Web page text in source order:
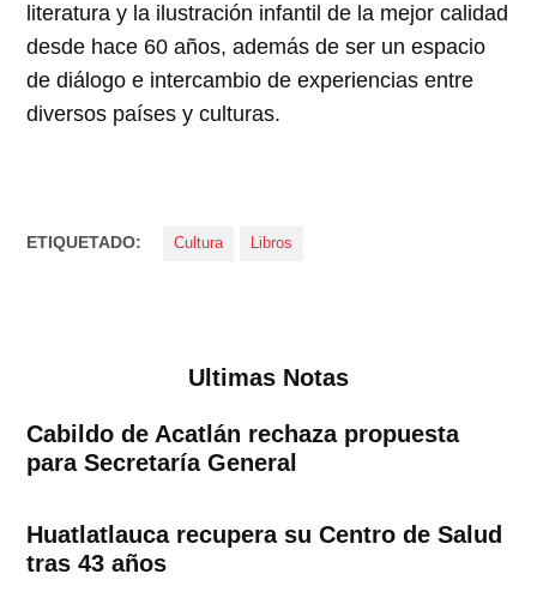
literatura y la ilustración infantil de la mejor calidad
desde hace 60 años, además de ser un espacio
de diálogo e intercambio de experiencias entre
diversos países y culturas.
ETIQUETADO: Cultura Libros
Ultimas Notas
Cabildo de Acatlán rechaza propuesta
para Secretaría General
Huatlatlauca recupera su Centro de Salud
tras 43 años